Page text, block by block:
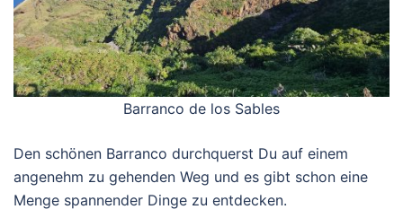
Barranco de los Sables
Den schönen Barranco durchquerst Du auf einem
angenehm zu gehenden Weg und es gibt schon eine
Menge spannender Dinge zu entdecken.